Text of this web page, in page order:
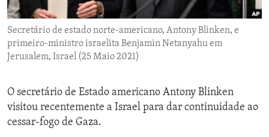
ENVIRONMENT AND HEALTH
IDEALS AND INSTITUTIONS
Secretário de estado norte-americano, Antony Blinken, e
primeiro-ministro israelita Benjamin Netanyahu em
Jerusalem, Israel (25 Maio 2021)
O secretário de Estado americano Antony Blinken
visitou recentemente a Israel para dar continuidade ao
cessar-fogo de Gaza.